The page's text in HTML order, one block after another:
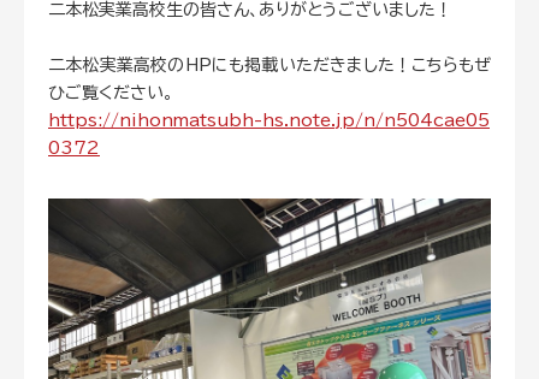
二本松実業高校生の皆さん、ありがとうございました！
二本松実業高校のHPにも掲載いただきました！こちらもぜ
ひご覧ください。
https://nihonmatsubh-hs.note.jp/n/n504cae05
0372